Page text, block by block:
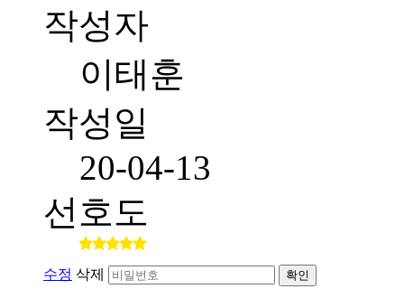
작성자
이태훈
작성일
20-04-13
선호도
수정 삭제 확인